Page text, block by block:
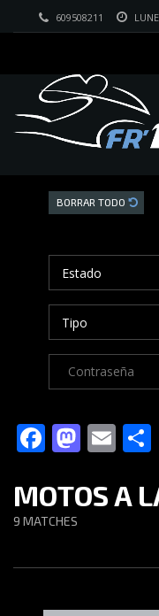
609508211
Buscar
BORRAR TODO
Estado
Tipo
Facebook
MOTOS A
9 MATCHES